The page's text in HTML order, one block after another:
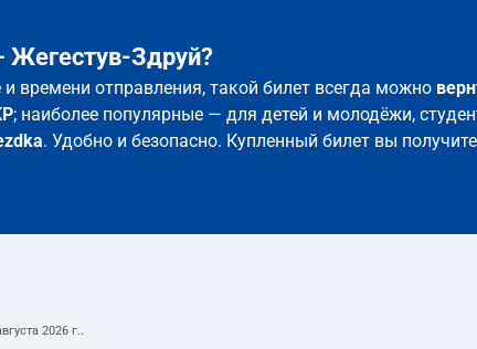
Жегестув-Здруй?
времени отправления, такой билет всегда можно
; наиболее популярные — для детей и молодёжи,
. Удобно и безопасно. Купленный билет вы
2026 г..